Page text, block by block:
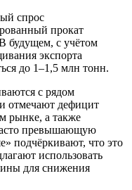
спрос
прокат
будущем, с учётом
экспорта
до 1–1,5 млн тонн.
с рядом
отмечают дефицит
рынке, а также
превышающую
подчёркивают, что это
использовать
для снижения